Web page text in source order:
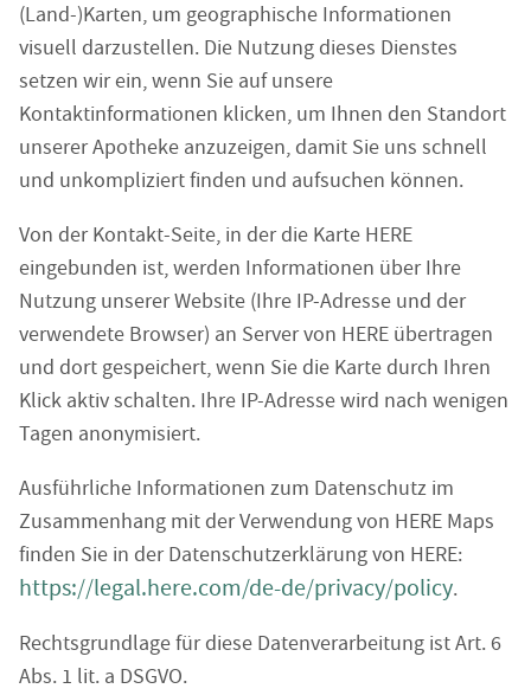
(Land-)Karten, um geographische Informationen
visuell darzustellen. Die Nutzung dieses Dienstes
setzen wir ein, wenn Sie auf unsere
Kontaktinformationen klicken, um Ihnen den Standort
unserer Apotheke anzuzeigen, damit Sie uns schnell
und unkompliziert finden und aufsuchen können.
Von der Kontakt-Seite, in der die Karte HERE
eingebunden ist, werden Informationen über Ihre
Nutzung unserer Website (Ihre IP-Adresse und der
verwendete Browser) an Server von HERE übertragen
und dort gespeichert, wenn Sie die Karte durch Ihren
Klick aktiv schalten. Ihre IP-Adresse wird nach wenigen
Tagen anonymisiert.
Ausführliche Informationen zum Datenschutz im
Zusammenhang mit der Verwendung von HERE Maps
finden Sie in der Datenschutzerklärung von HERE:
https://legal.here.com/de-de/privacy/policy.
Rechtsgrundlage für diese Datenverarbeitung ist Art. 6
Abs. 1 lit. a DSGVO.